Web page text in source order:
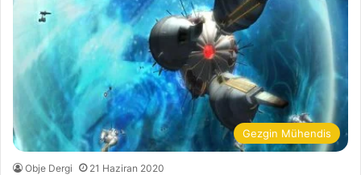
Gezgin Mühendis
Obje Dergi 21 Haziran 2020